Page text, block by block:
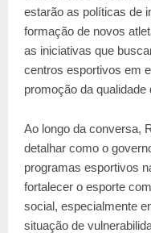
estarão as políticas de
formação de novos
as iniciativas que
centros esportivos em
promoção da qualidade
Ao longo da conversa,
detalhar como o
programas esportivos
fortalecer o esporte
social, especialmente
situação de